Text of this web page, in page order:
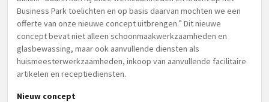
Business Park toelichten en op basis daarvan mochten we een
offerte van onze nieuwe concept uitbrengen.” Dit nieuwe
concept bevat niet alleen schoonmaakwerkzaamheden en
glasbewassing, maar ook aanvullende diensten als
huismeesterwerkzaamheden, inkoop van aanvullende facilitaire
artikelen en receptiediensten.
Nieuw concept